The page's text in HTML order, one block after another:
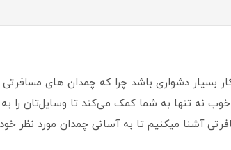
بسیار دشواری باشد چرا که چمدان های
نه تنها به شما کمک می‌کند تا وسایل‌تان را
آشنا میکنیم تا به آسانی چمدان مورد نظر